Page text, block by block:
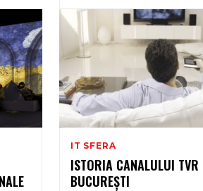
IT SFERA
ISTORIA CANALULUI TVR
BUCUREȘTI